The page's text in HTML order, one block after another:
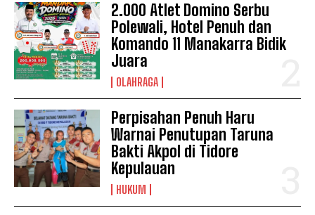
2.000 Atlet Domino Serbu
Polewali, Hotel Penuh dan
Komando 11 Manakarra Bidik
Juara
OLAHRAGA
Perpisahan Penuh Haru
Warnai Penutupan Taruna
Bakti Akpol di Tidore
Kepulauan
HUKUM